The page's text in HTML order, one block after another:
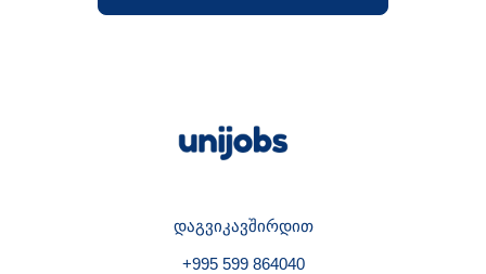
დაგვიკავშირდით
+995 599 864040